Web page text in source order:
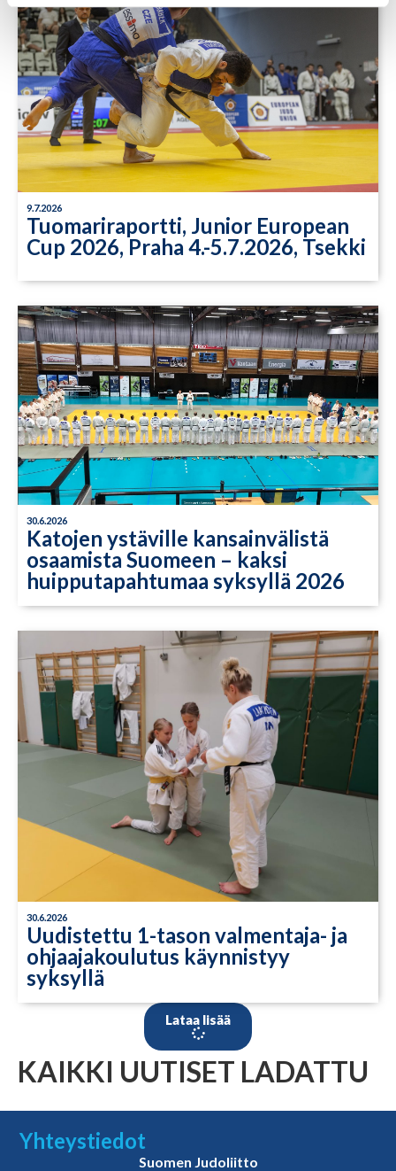
9.7.2026
Tuomariraportti, Junior European
Cup 2026, Praha 4.-5.7.2026, Tsekki
30.6.2026
Katojen ystäville kansainvälistä
osaamista Suomeen – kaksi
huipputapahtumaa syksyllä 2026
30.6.2026
Uudistettu 1-tason valmentaja- ja
ohjaajakoulutus käynnistyy
syksyllä
Lataa lisää
KAIKKI UUTISET LADATTU
Yhteystiedot
Suomen Judoliitto